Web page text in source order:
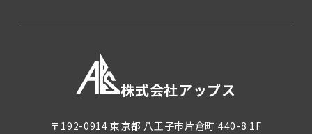
株式会社アップス
〒192-0914 東京都 八王子市片倉町 440-8 1F